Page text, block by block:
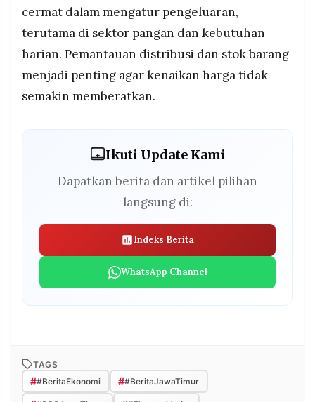
cermat dalam mengatur pengeluaran,
terutama di sektor pangan dan kebutuhan
harian. Pemantauan distribusi dan stok barang
menjadi penting agar kenaikan harga tidak
semakin memberatkan.
Ikuti Update Kami
Dapatkan berita dan artikel pilihan
langsung di:
Indeks Berita
WhatsApp Channel
TAGS
##BeritaEkonomi ##BeritaJawaTimur